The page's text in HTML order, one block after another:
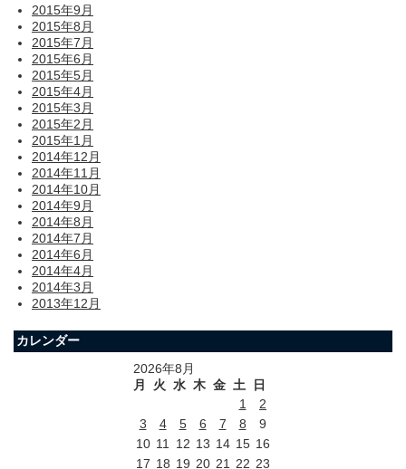
2015年9月
2015年8月
2015年7月
2015年6月
2015年5月
2015年4月
2015年3月
2015年2月
2015年1月
2014年12月
2014年11月
2014年10月
2014年9月
2014年8月
2014年7月
2014年6月
2014年4月
2014年3月
2013年12月
カレンダー
2026年8月
月
火 水 木 金 土
日
1
2
3
4 5 6 7 8
9
10 11 12 13 14 15 16
17 18 19 20 21 22 23